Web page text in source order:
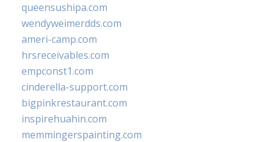
queensushipa.com
wendyweimerdds.com
ameri-camp.com
hrsreceivables.com
empconst1.com
cinderella-support.com
bigpinkrestaurant.com
inspirehuahin.com
memmingerspainting.com